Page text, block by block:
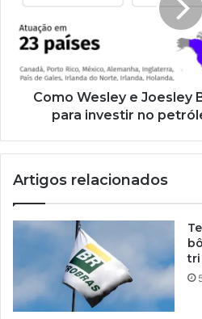
Como Wesley e Joesley
para investir no
Artigos relacionados
tri